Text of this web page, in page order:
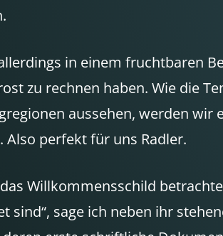
in einem fruchtbaren
zu rechnen haben. Wie die
aussehen, werden
Also perfekt für uns Radler.
Willkommensschild
sage ich neben ihr